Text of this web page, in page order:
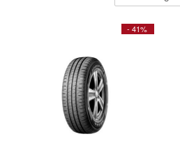
- 41%